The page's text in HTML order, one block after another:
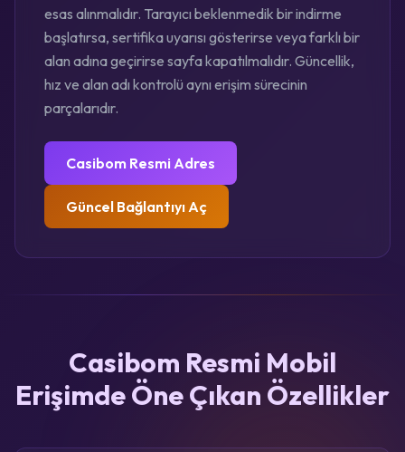
esas alınmalıdır. Tarayıcı beklenmedik bir indirme
başlatırsa, sertifika uyarısı gösterirse veya farklı bir
alan adına geçirirse sayfa kapatılmalıdır. Güncellik,
hız ve alan adı kontrolü aynı erişim sürecinin
parçalarıdır.
Casibom Resmi Adres
Güncel Bağlantıyı Aç
Casibom Resmi Mobil
Erişimde Öne Çıkan Özellikler